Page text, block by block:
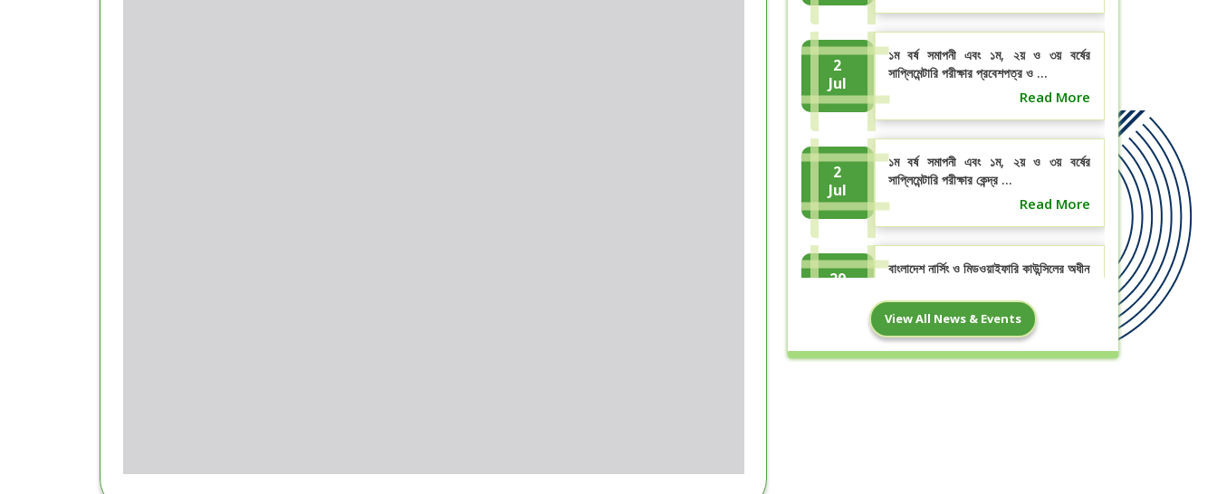
2
Jul
১ম বর্ষ সমাপনী এবং ১ম, ২য় ও ৩য় বর্ষের
সাপ্লিমেন্টারি পরীক্ষার প্রবেশপত্র ও ...
Read More
2
Jul
১ম বর্ষ সমাপনী এবং ১ম, ২য় ও ৩য় বর্ষের
সাপ্লিমেন্টারি পরীক্ষার কেন্দ্র ...
Read More
29
বাংলাদেশ নার্সিং ও মিডওয়াইফারি কাউন্সিলের অধীন
Read More
View All News & Events